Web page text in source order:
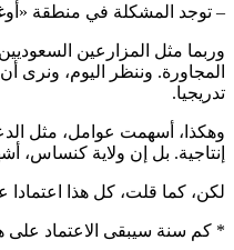
– توجد المشكلة في منطقة
وربما مثل المزارعين
المجاورة. وننظر اليوم،
تدريجيا.
وهكذا، أسهمت عوامل، مثل
إنتاجية. بل إن ولاية كنساس،
لكن، كما قلت، كل هذا اعتمادا
* كم سنة سيبقى الاعتماد على